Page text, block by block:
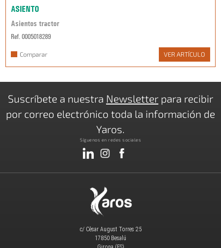
ASIENTO
Asientos tractor
Ref. 0005018289
Comparar VER ARTÍCULO
Suscríbete a nuestra Newsletter para recibir
por correo electrónico toda la información de
Yaros.
Síguenos en redes sociales
c/ Cèsar August Torres 25
17850 Besalú